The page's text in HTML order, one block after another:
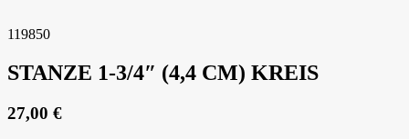
119850
STANZE 1-3/4″ (4,4 CM) KREIS
27,00 €